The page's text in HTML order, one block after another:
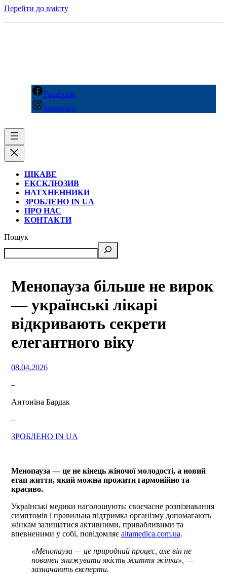
Перейти до вмісту
Facebook
Instagram
ЦІКАВЕ
ЕКСКЛЮЗИВ
НАТХНЕННИКИ
ЗРОБЛЕНО IN UA
ПРО НАС
КОНТАКТИ
Пошук
Менопауза більше не вирок
— українські лікарі
відкривають секрети
елегантного віку
08.04.2026
–
Антоніна Бардак
–
ЗРОБЛЕНО IN UA
Менопауза — це не кінець жіночої молодості, а новий
етап життя, який можна прожити гармонійно та
красиво.
Українські медики наголошують: своєчасне розпізнавання
симптомів і правильна підтримка організму допомагають
жінкам залишатися активними, привабливими та
впевненими у собі, повідомляє altamedica.com.ua.
«Менопауза — це природний процес, але він не
повинен знижувати якість життя жінки», —
зазначають експерти.